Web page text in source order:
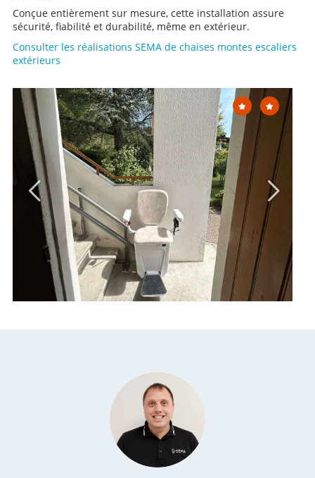
Conçue entièrement sur mesure, cette installation assure
sécurité, fiabilité et durabilité, même en extérieur.
Consulter les réalisations SEMA de chaises montes escaliers
extérieurs